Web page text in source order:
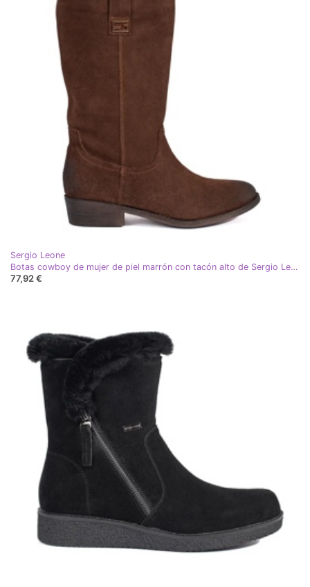
Sergio Leone
Botas cowboy de mujer de piel marrón con tacón alto de Sergio Leone
77,92 €